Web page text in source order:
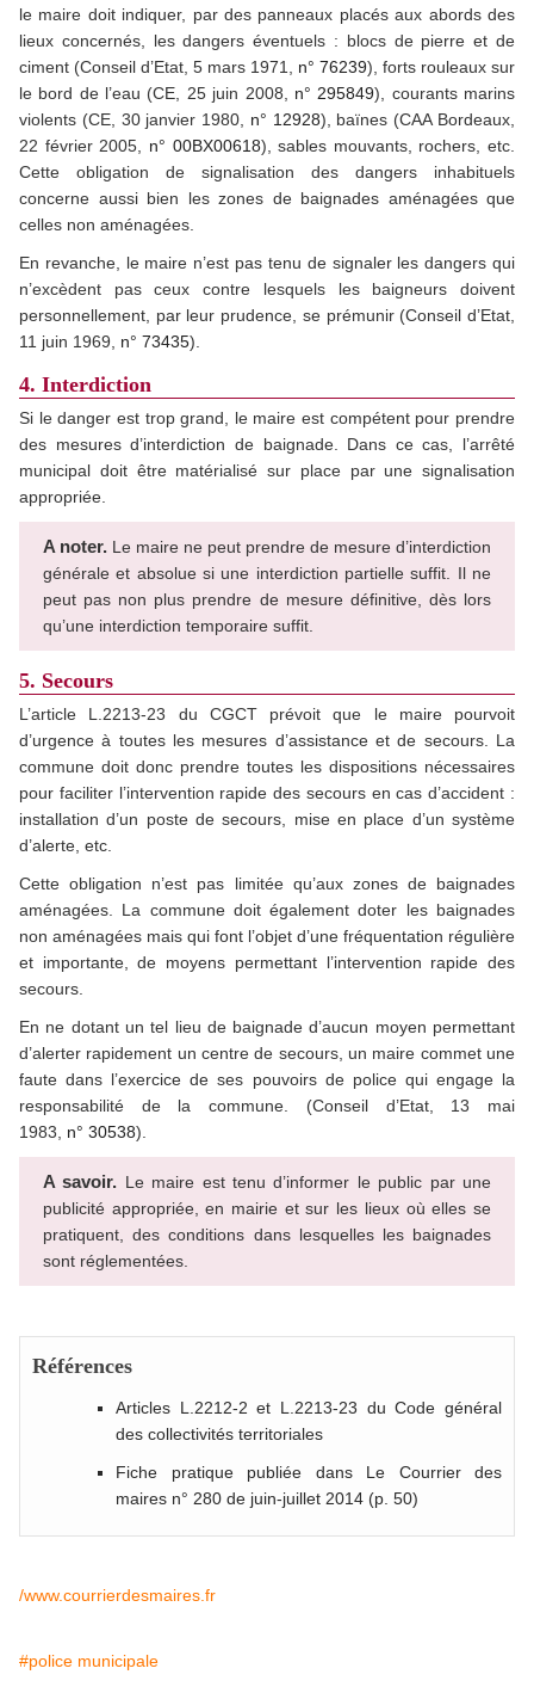
le maire doit indiquer, par des panneaux placés aux abords des
lieux concernés, les dangers éventuels : blocs de pierre et de
ciment (Conseil d’Etat, 5 mars 1971, n° 76239), forts rouleaux sur
le bord de l’eau (CE, 25 juin 2008, n° 295849), courants marins
violents (CE, 30 janvier 1980, n° 12928), baïnes (CAA Bordeaux,
22 février 2005, n° 00BX00618), sables mouvants, rochers, etc.
Cette obligation de signalisation des dangers inhabituels
concerne aussi bien les zones de baignades aménagées que
celles non aménagées.
En revanche, le maire n’est pas tenu de signaler les dangers qui
n’excèdent pas ceux contre lesquels les baigneurs doivent
personnellement, par leur prudence, se prémunir (Conseil d’Etat,
11 juin 1969, n° 73435).
4. Interdiction
Si le danger est trop grand, le maire est compétent pour prendre
des mesures d’interdiction de baignade. Dans ce cas, l’arrêté
municipal doit être matérialisé sur place par une signalisation
appropriée.
A noter. Le maire ne peut prendre de mesure d’interdiction
générale et absolue si une interdiction partielle suffit. Il ne
peut pas non plus prendre de mesure définitive, dès lors
qu’une interdiction temporaire suffit.
5. Secours
L’article L.2213-23 du CGCT prévoit que le maire pourvoit
d’urgence à toutes les mesures d’assistance et de secours. La
commune doit donc prendre toutes les dispositions nécessaires
pour faciliter l’intervention rapide des secours en cas d’accident :
installation d’un poste de secours, mise en place d’un système
d’alerte, etc.
Cette obligation n’est pas limitée qu’aux zones de baignades
aménagées. La commune doit également doter les baignades
non aménagées mais qui font l’objet d’une fréquentation régulière
et importante, de moyens permettant l’intervention rapide des
secours.
En ne dotant un tel lieu de baignade d’aucun moyen permettant
d’alerter rapidement un centre de secours, un maire commet une
faute dans l’exercice de ses pouvoirs de police qui engage la
responsabilité de la commune. (Conseil d’Etat, 13 mai
1983, n° 30538).
A savoir. Le maire est tenu d’informer le public par une
publicité appropriée, en mairie et sur les lieux où elles se
pratiquent, des conditions dans lesquelles les baignades
sont réglementées.
Références
Articles L.2212-2 et L.2213-23 du Code général
des collectivités territoriales
Fiche pratique publiée dans Le Courrier des
maires n° 280 de juin-juillet 2014 (p. 50)
/www.courrierdesmaires.fr
#police municipale